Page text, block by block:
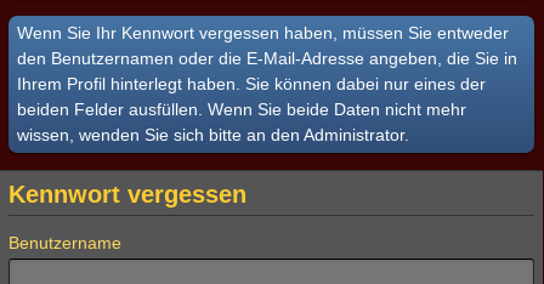
Wenn Sie Ihr Kennwort vergessen haben, müssen Sie entweder
den Benutzernamen oder die E-Mail-Adresse angeben, die Sie in
Ihrem Profil hinterlegt haben. Sie können dabei nur eines der
beiden Felder ausfüllen. Wenn Sie beide Daten nicht mehr
wissen, wenden Sie sich bitte an den Administrator.
Kennwort vergessen
Benutzername